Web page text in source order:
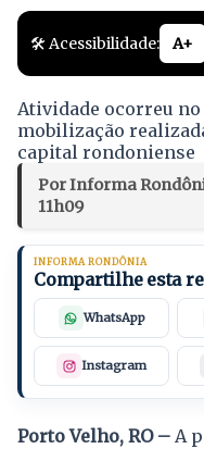
🛠️ Acessibilidade: A+
Atividade ocorreu
mobilização
capital rondoniense
Por Informa
11h09
INFORMA RONDÔNIA
Compartilhe esta
WhatsApp
Instagram
Porto Velho, RO – A